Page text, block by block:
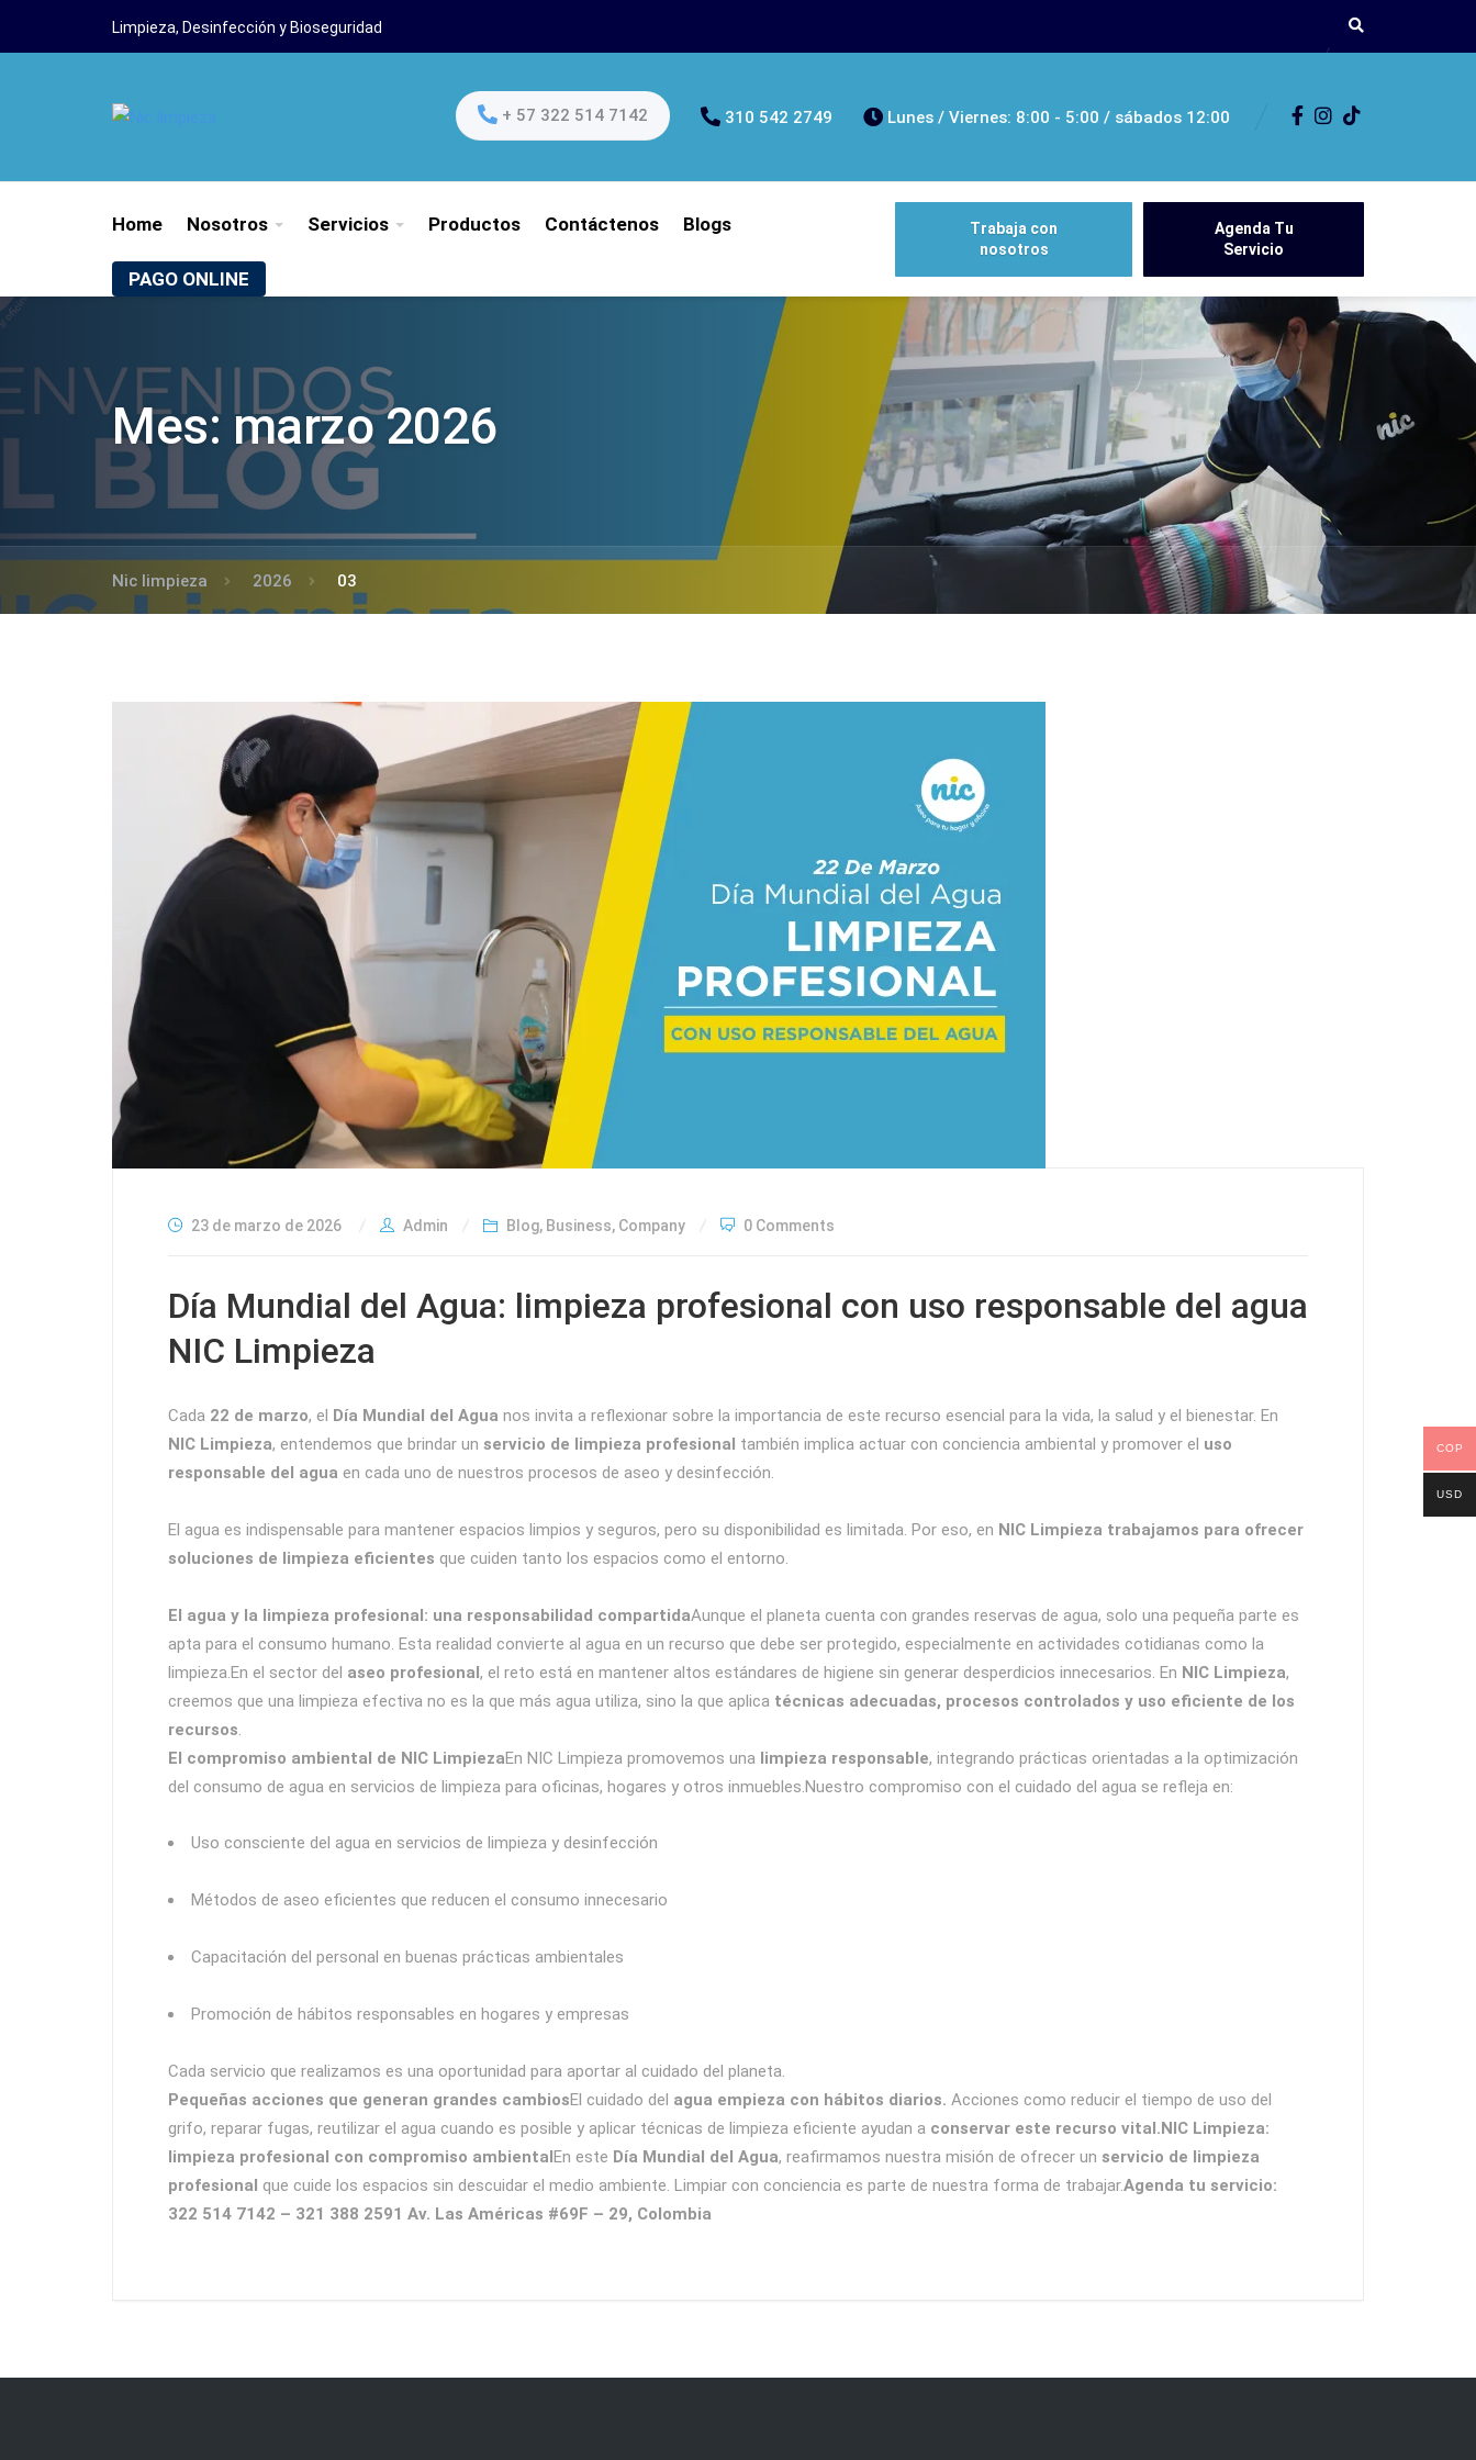
Limpieza, Desinfección y Bioseguridad
+ 57 322 514 7142 310 542 2749 Lunes / Viernes: 8:00 - 5:00 / sábados 12:00
Home Nosotros Servicios Productos Contáctenos Blogs
PAGO ONLINE
Trabaja con
nosotros
Agenda Tu
Servicio
Mes: marzo 2026
Nic limpieza 2026 03
23 de marzo de 2026 Admin Blog, Business, Company 0 Comments
Día Mundial del Agua: limpieza profesional con uso responsable del agua
NIC Limpieza
Cada 22 de marzo, el Día Mundial del Agua nos invita a reflexionar sobre la importancia de este recurso esencial para la vida, la salud y el bienestar. En
NIC Limpieza, entendemos que brindar un servicio de limpieza profesional también implica actuar con conciencia ambiental y promover el uso
responsable del agua en cada uno de nuestros procesos de aseo y desinfección.
El agua es indispensable para mantener espacios limpios y seguros, pero su disponibilidad es limitada. Por eso, en NIC Limpieza trabajamos para ofrecer
soluciones de limpieza eficientes que cuiden tanto los espacios como el entorno.
El agua y la limpieza profesional: una responsabilidad compartidaAunque el planeta cuenta con grandes reservas de agua, solo una pequeña parte es
apta para el consumo humano. Esta realidad convierte al agua en un recurso que debe ser protegido, especialmente en actividades cotidianas como la
limpieza.En el sector del aseo profesional, el reto está en mantener altos estándares de higiene sin generar desperdicios innecesarios. En NIC Limpieza,
creemos que una limpieza efectiva no es la que más agua utiliza, sino la que aplica técnicas adecuadas, procesos controlados y uso eficiente de los
recursos.
El compromiso ambiental de NIC LimpiezaEn NIC Limpieza promovemos una limpieza responsable, integrando prácticas orientadas a la optimización
del consumo de agua en servicios de limpieza para oficinas, hogares y otros inmuebles.Nuestro compromiso con el cuidado del agua se refleja en:
Uso consciente del agua en servicios de limpieza y desinfección
Métodos de aseo eficientes que reducen el consumo innecesario
Capacitación del personal en buenas prácticas ambientales
Promoción de hábitos responsables en hogares y empresas
Cada servicio que realizamos es una oportunidad para aportar al cuidado del planeta.
Pequeñas acciones que generan grandes cambiosEl cuidado del agua empieza con hábitos diarios. Acciones como reducir el tiempo de uso del
grifo, reparar fugas, reutilizar el agua cuando es posible y aplicar técnicas de limpieza eficiente ayudan a conservar este recurso vital.NIC Limpieza:
limpieza profesional con compromiso ambientalEn este Día Mundial del Agua, reafirmamos nuestra misión de ofrecer un servicio de limpieza
profesional que cuide los espacios sin descuidar el medio ambiente. Limpiar con conciencia es parte de nuestra forma de trabajar.Agenda tu servicio:
322 514 7142 – 321 388 2591 Av. Las Américas #69F – 29, Colombia
COP
USD